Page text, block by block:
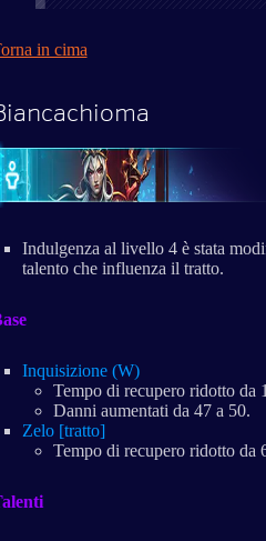
in cima
Indulgenza al livello 4 è stata
talento che influenza il tratto.
Inquisizione (W)
Tempo di recupero ridotto da
Danni aumentati da 47 a 50.
Zelo [tratto]
Tempo di recupero ridotto da